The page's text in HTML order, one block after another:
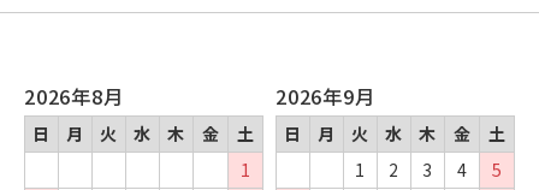
2026年8月
日 月 火 水 木 金
土
1
2026年9月
日 月 火 水 木 金
土
1
2 3 4
5